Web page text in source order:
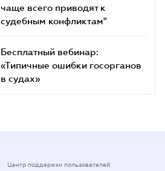
чаще всего приводят к
судебным конфликтам"
Бесплатный вебинар:
«Типичные ошибки госорганов
в судах»
Центр поддержки пользователей